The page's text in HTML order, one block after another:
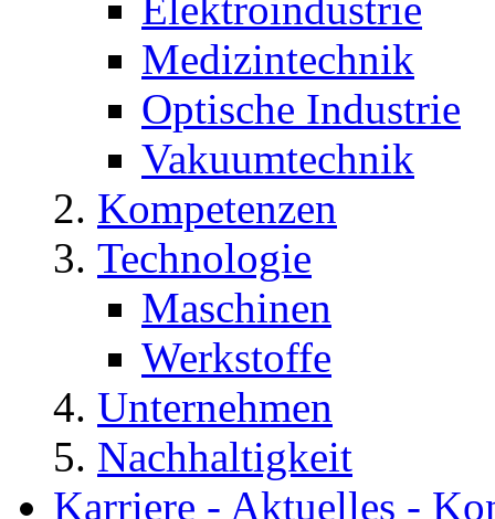
Medizintechnik
Optische Industrie
Vakuumtechnik
Kompetenzen
Technologie
Maschinen
Werkstoffe
Unternehmen
Nachhaltigkeit
Karriere - Aktuelles -